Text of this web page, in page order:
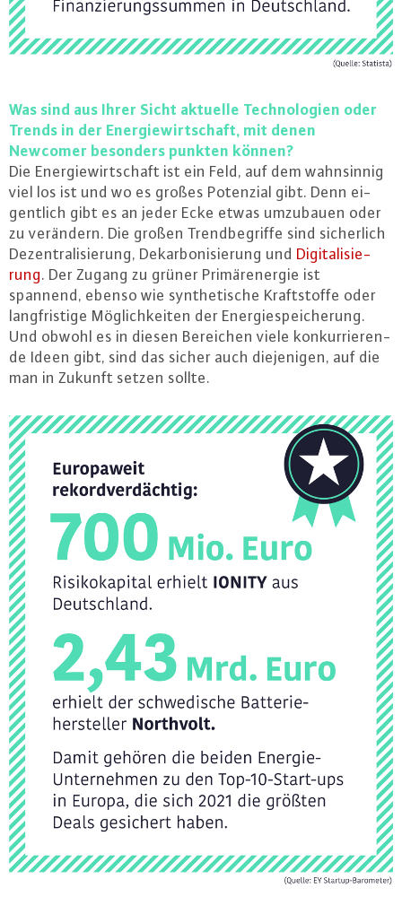
Was sind aus Ihrer Sicht aktuelle Tech­no­lo­gi­en oder
Trends in der En­er­gie­wirt­schaft, mit denen
Newcomer besonders punkten können?
Die En­er­gie­wirt­schaft ist ein Feld, auf dem wahn­sin­nig
viel los ist und wo es großes Potenzial gibt. Denn ei­
gent­lich gibt es an jeder Ecke etwas umzubauen oder
zu verändern. Die großen Trend­be­grif­fe sind si­cher­lich
De­zen­tra­li­sie­rung, Dekar­bo­ni­sie­rung und Di­gi­ta­li­sie­
rung. Der Zugang zu grüner Pri­mär­ener­gie ist
spannend, ebenso wie syn­the­ti­sche Kraft­stof­fe oder
lang­fris­ti­ge Mög­lich­kei­ten der En­er­gie­spei­che­rung.
Und obwohl es in diesen Bereichen viele kon­kur­rie­ren­
de Ideen gibt, sind das sicher auch die­je­ni­gen, auf die
man in Zukunft setzen sollte.